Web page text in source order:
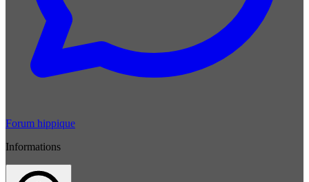
Forum hippique
Informations